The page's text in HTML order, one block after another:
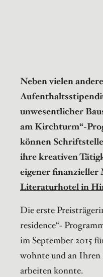
Neben vielen
unwesentlicher
am Kirchturm“-
können
ihre kreativen
eigener finanzieller
Literaturhotel in
Die erste
residence“-
im September 2015
wohnte und an Ihren
arbeiten konnte.